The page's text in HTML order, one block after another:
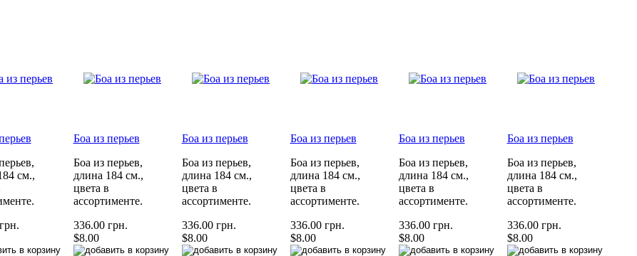
см.,
Боа из перьев
Боа из перьев,
длина 184 см.,
цвета в
ассортименте.
336.00 грн.
$8.00
Боа из перьев
Боа из перьев,
длина 184 см.,
цвета в
ассортименте.
336.00 грн.
$8.00
Боа из перьев
Боа из перьев,
длина 184 см.,
цвета в
ассортименте.
336.00 грн.
$8.00
Боа из перьев
Боа из перьев,
длина 184 см.,
цвета в
ассортименте.
336.00 грн.
$8.00
Боа из перьев
Боа из перьев,
длина 184 см.,
цвета в
ассортименте.
336.00 грн.
$8.00